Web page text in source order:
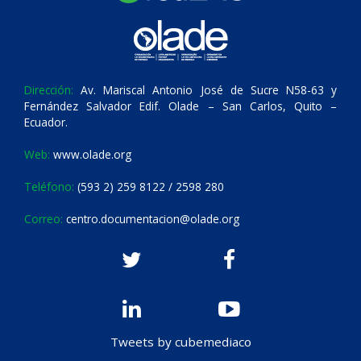
Dirección: Av. Mariscal Antonio José de Sucre N58-63 y
Fernández Salvador Edif. Olade – San Carlos, Quito –
Ecuador.
Web: www.olade.org
Teléfono: (593 2) 259 8122 / 2598 280
Correo: centro.documentacion@olade.org
Tweets by cubemediaco